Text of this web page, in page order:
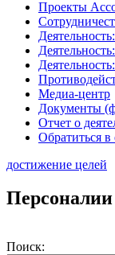
Проекты
Медиа-центр
Документы
Отчет о
Обратиться
достижение целей
Персоналии
Поиск: